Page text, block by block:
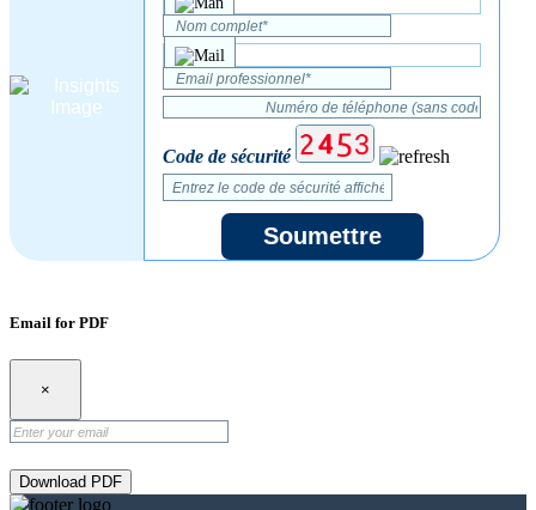
Code de sécurité
Soumettre
Email for PDF
×
Download PDF